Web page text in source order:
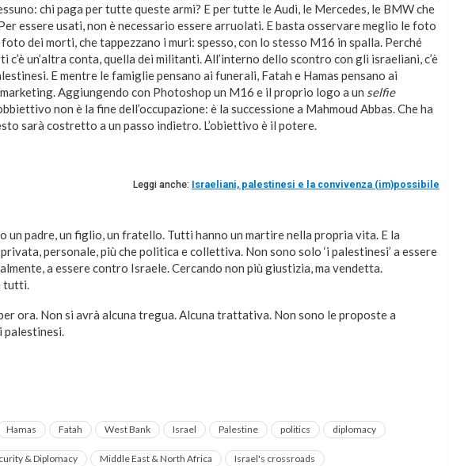
chi paga per tutte queste armi? E per tutte le Audi, le Mercedes, le BMW che
essere usati, non è necessario essere arruolati. E basta osservare meglio le foto
dei morti, che tappezzano i muri: spesso, con lo stesso M16 in spalla. Perché
c’è un’altra conta, quella dei militanti. All’interno dello scontro con gli israeliani, c’è
E mentre le famiglie pensano ai funerali, Fatah e Hamas pensano ai
Aggiungendo con Photoshop un M16 e il proprio logo a un selfie
non è la fine dell’occupazione: è la successione a Mahmoud Abbas. Che ha
sarà costretto a un passo indietro. L’obiettivo è il potere.
Leggi anche: Israeliani, palestinesi e la convivenza (im)possibile
un padre, un figlio, un fratello. Tutti hanno un martire nella propria vita. E la
personale, più che politica e collettiva. Non sono solo ‘i palestinesi’ a essere
a essere contro Israele. Cercando non più giustizia, ma vendetta.
tutti.
ora. Non si avrà alcuna tregua. Alcuna trattativa. Non sono le proposte a
palestinesi.
Hamas Fatah West Bank Israel Palestine politics diplomacy
& Diplomacy Middle East & North Africa Israel's crossroads